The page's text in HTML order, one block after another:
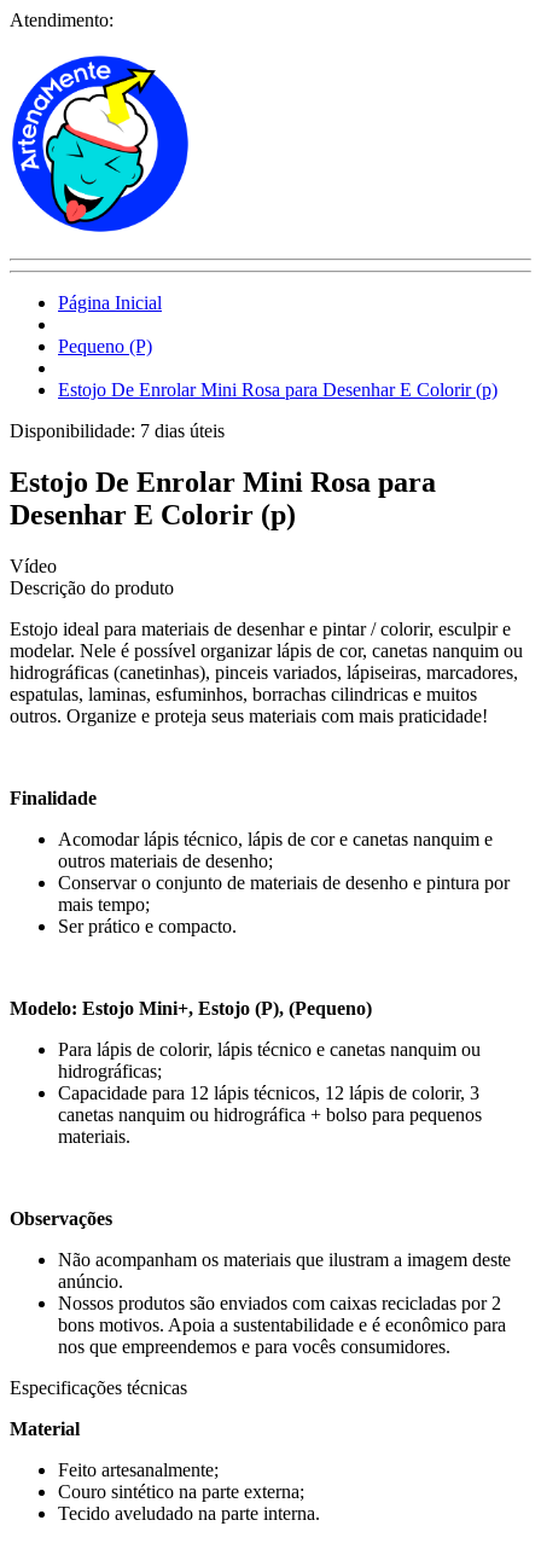
Atendimento:
Página Inicial
Pequeno (P)
Estojo De Enrolar Mini Rosa para Desenhar E Colorir (p)
Disponibilidade: 7 dias úteis
Estojo De Enrolar Mini Rosa para
Desenhar E Colorir (p)
Vídeo
Descrição do produto
Estojo ideal para materiais de desenhar e pintar / colorir, esculpir e
modelar. Nele é possível organizar lápis de cor, canetas nanquim ou
hidrográficas (canetinhas), pinceis variados, lápiseiras, marcadores,
espatulas, laminas, esfuminhos, borrachas cilindricas e muitos
outros. Organize e proteja seus materiais com mais praticidade!
Finalidade
Acomodar lápis técnico, lápis de cor e canetas nanquim e
outros materiais de desenho;
Conservar o conjunto de materiais de desenho e pintura por
mais tempo;
Ser prático e compacto.
Modelo: Estojo Mini+, Estojo (P), (Pequeno)
Para lápis de colorir, lápis técnico e canetas nanquim ou
hidrográficas;
Capacidade para 12 lápis técnicos, 12 lápis de colorir, 3
canetas nanquim ou hidrográfica + bolso para pequenos
materiais.
Observações
Não acompanham os materiais que ilustram a imagem deste
anúncio.
Nossos produtos são enviados com caixas recicladas por 2
bons motivos. Apoia a sustentabilidade e é econômico para
nos que empreendemos e para vocês consumidores.
Especificações técnicas
Material
Feito artesanalmente;
Couro sintético na parte externa;
Tecido aveludado na parte interna.